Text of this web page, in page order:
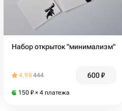
Набор открыток "минимализм"
4.98444 600₽
150 ₽ × 4 платежа